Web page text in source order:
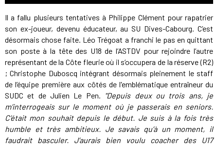
Il a fallu plusieurs tentatives à Philippe Clément pour rapatrier
son ex-joueur, devenu éducateur, au SU Dives-Cabourg. C’est
désormais chose faite. Léo Trégoat a franchi le pas en quittant
son poste à la tête des U18 de l’ASTDV pour rejoindre l’autre
représentant de la Côte fleurie où il s’occupera de la réserve (R2)
; Christophe Duboscq intégrant désormais pleinement le staff
de l’équipe première aux côtés de l'emblématique entraîneur du
SUDC et de Julien Le Pen. "Depuis deux ou trois ans, je
m’interrogeais sur le moment où je passerais en seniors.
C’était mon souhait depuis le début. Je suis à la fois très
humble et très ambitieux. Je savais qu’à un moment, il
faudrait basculer. J’aurais bien voulu coacher des U17